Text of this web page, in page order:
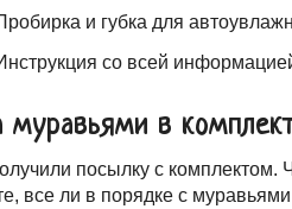
и губка для
со всей
муравьями в
посылку с комплектом.
все ли в порядке с